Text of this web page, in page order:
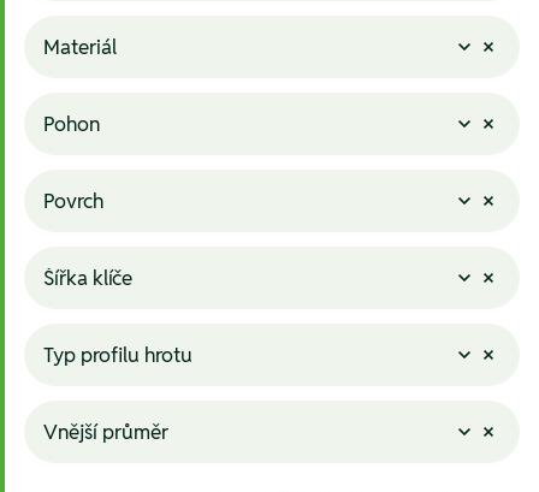
Materiál
Pohon
Povrch
Šířka klíče
Typ profilu hrotu
Vnější průměr